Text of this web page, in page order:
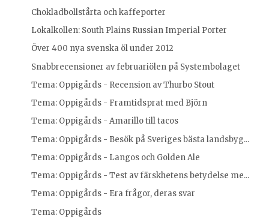
Chokladbollstårta och kaffeporter
Lokalkollen: South Plains Russian Imperial Porter
Över 400 nya svenska öl under 2012
Snabbrecensioner av februariölen på Systembolaget
Tema: Oppigårds - Recension av Thurbo Stout
Tema: Oppigårds - Framtidsprat med Björn
Tema: Oppigårds - Amarillo till tacos
Tema: Oppigårds - Besök på Sveriges bästa landsbyg...
Tema: Oppigårds - Langos och Golden Ale
Tema: Oppigårds - Test av färskhetens betydelse me...
Tema: Oppigårds - Era frågor, deras svar
Tema: Oppigårds